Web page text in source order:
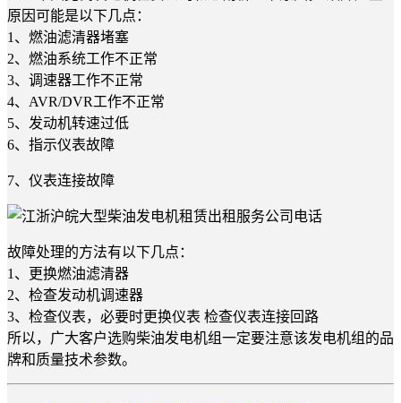
原因可能是以下几点：
1、燃油滤清器堵塞
2、燃油系统工作不正常
3、调速器工作不正常
4、AVR/DVR工作不正常
5、发动机转速过低
6、指示仪表故障
7、仪表连接故障
故障处理的方法有以下几点：
1、更换燃油滤清器
2、检查发动机调速器
3、检查仪表，必要时更换仪表 检查仪表连接回路
所以，广大客户选购柴油发电机组一定要注意该发电机组的品
牌和质量技术参数。